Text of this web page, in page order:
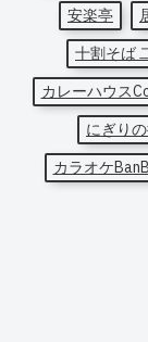
安楽亭
十割そば
カレーハウス
にぎり
カラオケ